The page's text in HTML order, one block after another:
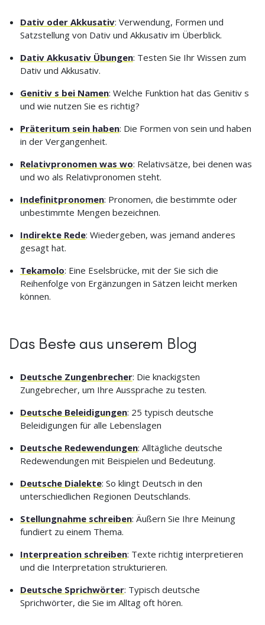
Dativ oder Akkusativ: Verwendung, Formen und
Satzstellung von Dativ und Akkusativ im Überblick.
Dativ Akkusativ Übungen: Testen Sie Ihr Wissen zum
Dativ und Akkusativ.
Genitiv s bei Namen: Welche Funktion hat das Genitiv s
und wie nutzen Sie es richtig?
Präteritum sein haben: Die Formen von sein und haben
in der Vergangenheit.
Relativpronomen was wo: Relativsätze, bei denen was
und wo als Relativpronomen steht.
Indefinitpronomen: Pronomen, die bestimmte oder
unbestimmte Mengen bezeichnen.
Indirekte Rede: Wiedergeben, was jemand anderes
gesagt hat.
Tekamolo: Eine Eselsbrücke, mit der Sie sich die
Reihenfolge von Ergänzungen in Sätzen leicht merken
können.
Das Beste aus unserem Blog
Deutsche Zungenbrecher: Die knackigsten
Zungebrecher, um Ihre Aussprache zu testen.
Deutsche Beleidigungen: 25 typisch deutsche
Beleidigungen für alle Lebenslagen
Deutsche Redewendungen: Alltägliche deutsche
Redewendungen mit Beispielen und Bedeutung.
Deutsche Dialekte: So klingt Deutsch in den
unterschiedlichen Regionen Deutschlands.
Stellungnahme schreiben: Äußern Sie Ihre Meinung
fundiert zu einem Thema.
Interpreation schreiben: Texte richtig interpretieren
und die Interpretation strukturieren.
Deutsche Sprichwörter: Typisch deutsche
Sprichwörter, die Sie im Alltag oft hören.